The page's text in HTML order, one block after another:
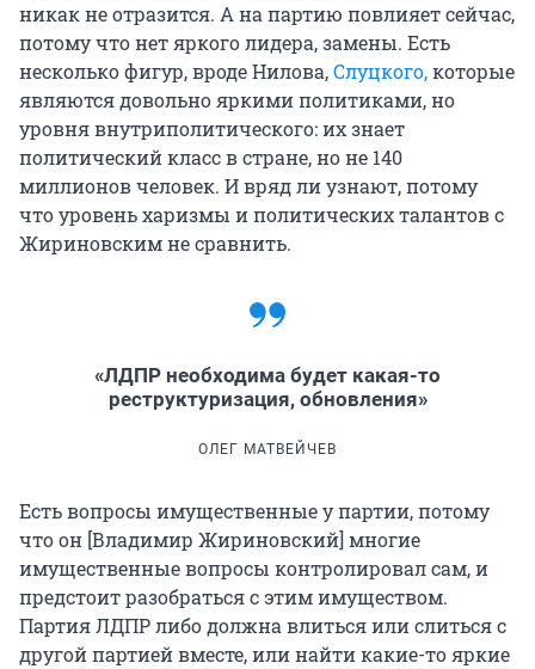
никак не отразится. А на партию повлияет сейчас,
потому что нет яркого лидера, замены. Есть
несколько фигур, вроде Нилова,Слуцкого,которые
являются довольно яркими политиками, но
уровня внутриполитического: их знает
политический класс в стране, но не 140
миллионов человек. И вряд ли узнают, потому
что уровень харизмы и политических талантов с
Жириновским не сравнить.
«ЛДПР необходима будет какая-то
реструктуризация, обновления»
ОЛЕГ МАТВЕЙЧЕВ
Есть вопросы имущественные у партии, потому
что он [Владимир Жириновский] многие
имущественные вопросы контролировал сам, и
предстоит разобраться с этим имуществом.
Партия ЛДПР либо должна влиться или слиться с
другой партией вместе, или найти какие-то яркие